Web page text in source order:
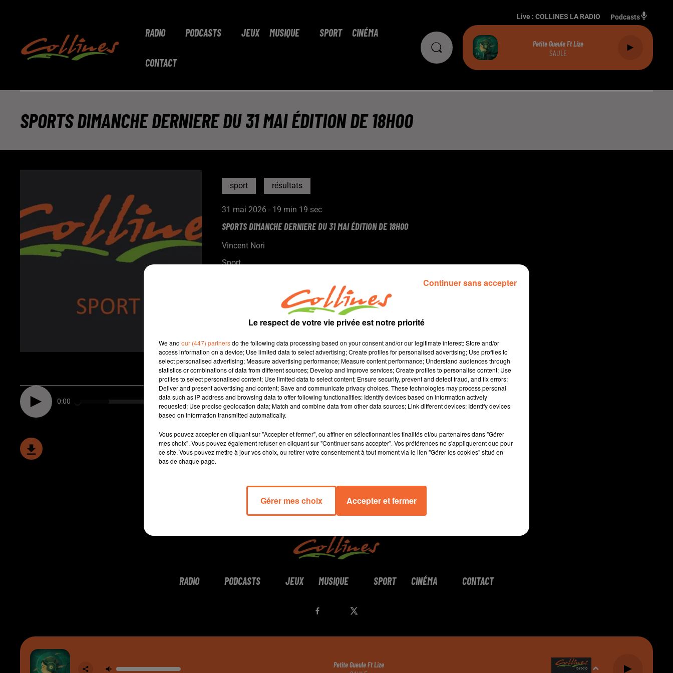
RADIO PODCASTS JEUX MUSIQUE SPORT CINÉMA
CONTACT
Live : COLLINES LA RADIO Podcasts
Petite Gueule Ft Lize
SAULE
SPORTS DIMANCHE DERNIERE DU 31 MAI ÉDITION DE 18H00
sport résultats
31 mai 2026 - 19 min 19 sec
SPORTS DIMANCHE DERNIERE DU 31 MAI ÉDITION DE 18H00
Vincent Nori
Sport
0:00 19 min 19 sec
RADIO PODCASTS JEUX MUSIQUE SPORT CINÉMA CONTACT
Petite Gueule Ft Lize
Le respect de votre vie privée est notre priorité
We and our (447) partnersdo the following data processing based on your consent and/or our legitimate interest: Store and/or
access information on a device; Use limited data to select advertising; Create profiles for personalised advertising; Use profiles to
select personalised advertising; Measure advertising performance; Measure content performance; Understand audiences through
statistics or combinations of data from different sources; Develop and improve services; Create profiles to personalise content; Use
profiles to select personalised content; Use limited data to select content; Ensure security, prevent and detect fraud, and fix errors;
Deliver and present advertising and content; Save and communicate privacy choices. These technologies may process personal
data such as IP address and browsing data to offer following functionalities: Identify devices based on information actively
requested; Use precise geolocation data; Match and combine data from other data sources; Link different devices; Identify devices
based on information transmitted automatically.
Vous pouvez accepter en cliquant sur "Accepter et fermer", ou affiner en sélectionnant les finalités et/ou partenaires dans "Gérer
mes choix". Vous pouvez également refuser en cliquant sur "Continuer sans accepter". Vos préférences ne s'appliqueront que pour
ce site. Vous pouvez mettre à jour vos choix, ou retirer votre consentement à tout moment via le lien "Gérer les cookies" situé en
bas de chaque page.
Gérer mes choix Accepter et fermer
Continuer sans accepter